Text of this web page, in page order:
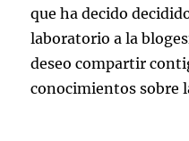
que ha decido
laboratorio a la
deseo compartir
conocimientos sobre